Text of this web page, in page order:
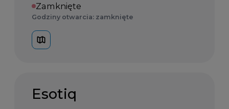
Zamknięte
Godziny otwarcia: zamknięte
Esotiq